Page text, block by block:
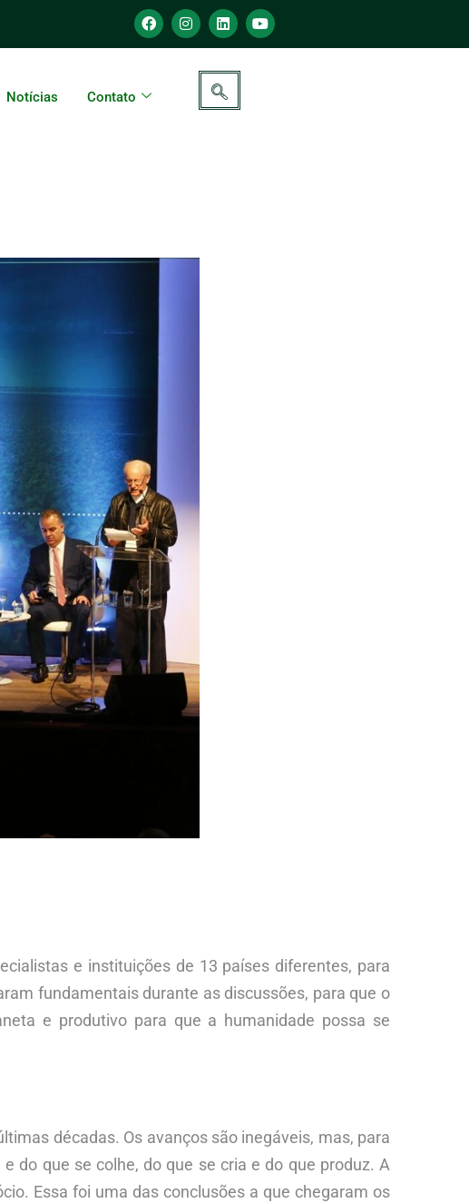
Notícias Contato
e instituições de 13 países diferentes, para
fundamentais durante as discussões, para que o
e produtivo para que a humanidade possa se
décadas. Os avanços são inegáveis, mas, para
do que se colhe, do que se cria e do que produz. A
Essa foi uma das conclusões a que chegaram os